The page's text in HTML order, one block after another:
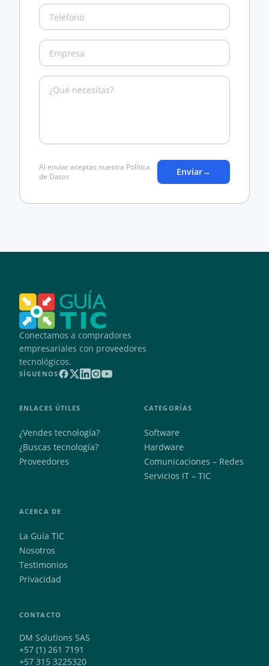
Al enviar aceptas nuestra Política
de Datos
Enviar→
Conectamos a compradores
empresariales con proveedores
tecnológicos.
SÍGUENOS
ENLACES ÚTILES
¿Vendes tecnología?
¿Buscas tecnología?
Proveedores
CATEGORÍAS
Software
Hardware
Comunicaciones – Redes
Servicios IT – TIC
ACERCA DE
La Guía TIC
Nosotros
Testimonios
Privacidad
CONTACTO
DM Solutions SAS
+57 (1) 261 7191
+57 315 3225320